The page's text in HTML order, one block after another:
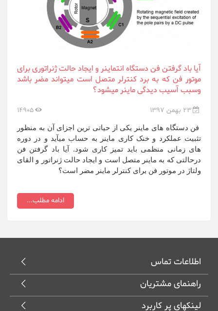
آیا باد گرفتن فن دستگاه انتماینر و ایجاد حالت ژنراتوری برای
موتور فن که به برد کنترلر متصل است میتواند مضر باشد
وسبب آسیب دیدگی ماینر میشود؟
23 بهمن 1397 14905
​​فن دستگاه های ماینر یکی از حیاتی ترین اجزای آن به منظور
تثبیت عملکرد و خنک کاری ماینر به حساب میآید و در دوره
های زمانی منظمی باید تمیز کاری شود. آیا باد گرفتن فن
درحالتی که به ماینر متصل است و ایجاد حالت ژنراتور و القای
ولتاژ در موتور فن برای کنترلر ماینر مضر است؟
ادامه مطلب...
اطلاعات تماس
راهنمای مشتریان
لینکهای پر کاربرد